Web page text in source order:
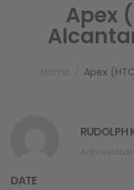
Apex
Apex
RUDOLPH
DATE